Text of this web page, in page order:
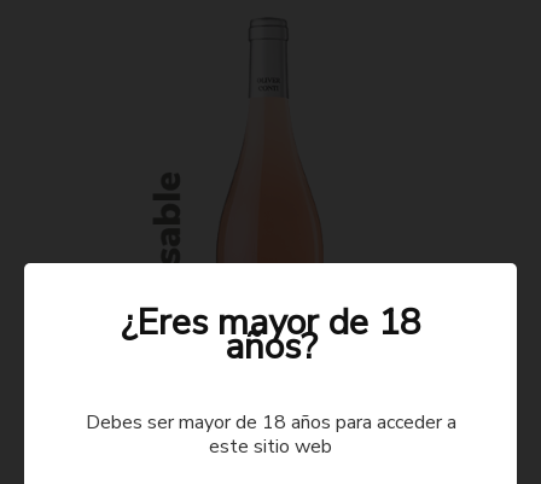
¿Eres mayor de 18
años?
Debes ser mayor de 18 años para acceder a
este sitio web